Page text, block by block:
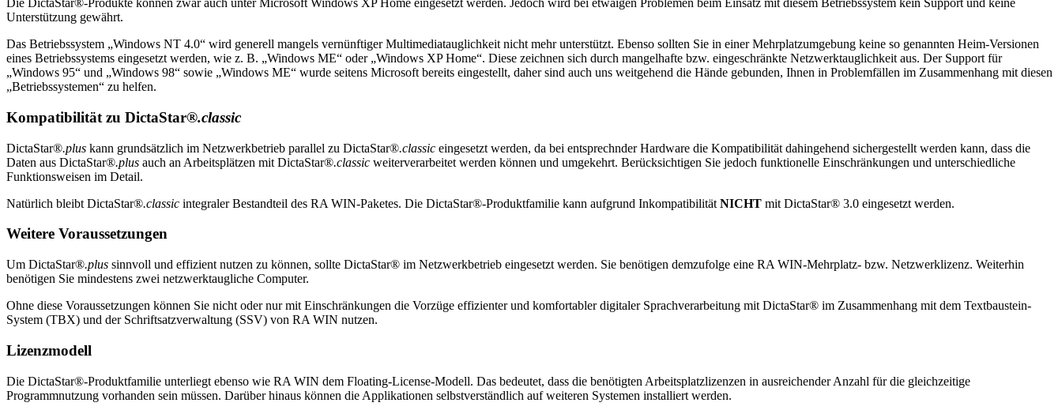
Die DictaStar®-Produkte können zwar auch unter Microsoft Windows XP Home eingesetzt werden. Jedoch wird bei etwaigen Problemen beim Einsatz mit diesem Betriebssystem kein Support und keine
Unterstützung gewährt.
Das Betriebssystem „Windows NT 4.0“ wird generell mangels vernünftiger Multimediatauglichkeit nicht mehr unterstützt. Ebenso sollten Sie in einer Mehrplatzumgebung keine so genannten Heim-Versionen
eines Betriebssystems eingesetzt werden, wie z. B. „Windows ME“ oder „Windows XP Home“. Diese zeichnen sich durch mangelhafte bzw. eingeschränkte Netzwerktauglichkeit aus. Der Support für
„Windows 95“ und „Windows 98“ sowie „Windows ME“ wurde seitens Microsoft bereits eingestellt, daher sind auch uns weitgehend die Hände gebunden, Ihnen in Problemfällen im Zusammenhang mit diesen
„Betriebssystemen“ zu helfen.
Kompatibilität zu DictaStar®.classic
DictaStar®.plus kann grundsätzlich im Netzwerkbetrieb parallel zu DictaStar®.classic eingesetzt werden, da bei entsprechnder Hardware die Kompatibilität dahingehend sichergestellt werden kann, dass die
Daten aus DictaStar®.plus auch an Arbeitsplätzen mit DictaStar®.classic weiterverarbeitet werden können und umgekehrt. Berücksichtigen Sie jedoch funktionelle Einschränkungen und unterschiedliche
Funktionsweisen im Detail.
Natürlich bleibt DictaStar®.classic integraler Bestandteil des RA WIN-Paketes. Die DictaStar®-Produktfamilie kann aufgrund Inkompatibilität NICHT mit DictaStar® 3.0 eingesetzt werden.
Weitere Voraussetzungen
Um DictaStar®.plus sinnvoll und effizient nutzen zu können, sollte DictaStar® im Netzwerkbetrieb eingesetzt werden. Sie benötigen demzufolge eine RA WIN-Mehrplatz- bzw. Netzwerklizenz. Weiterhin
benötigen Sie mindestens zwei netzwerktaugliche Computer.
Ohne diese Voraussetzungen können Sie nicht oder nur mit Einschränkungen die Vorzüge effizienter und komfortabler digitaler Sprachverarbeitung mit DictaStar® im Zusammenhang mit dem Textbaustein-
System (TBX) und der Schriftsatzverwaltung (SSV) von RA WIN nutzen.
Lizenzmodell
Die DictaStar®-Produktfamilie unterliegt ebenso wie RA WIN dem Floating-License-Modell. Das bedeutet, dass die benötigten Arbeitsplatzlizenzen in ausreichender Anzahl für die gleichzeitige
Programmnutzung vorhanden sein müssen. Darüber hinaus können die Applikationen selbstverständlich auf weiteren Systemen installiert werden.